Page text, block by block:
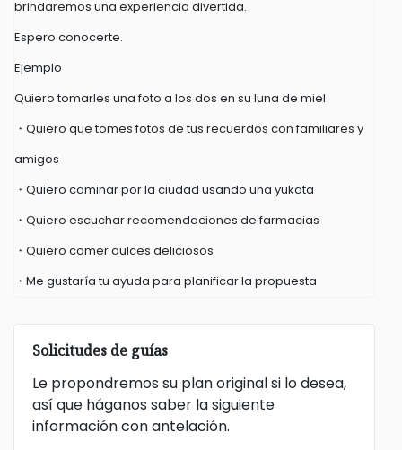
brindaremos una experiencia divertida.
Espero conocerte.
Ejemplo
Quiero tomarles una foto a los dos en su luna de miel
・Quiero que tomes fotos de tus recuerdos con familiares y
amigos
・Quiero caminar por la ciudad usando una yukata
・Quiero escuchar recomendaciones de farmacias
・Quiero comer dulces deliciosos
・Me gustaría tu ayuda para planificar la propuesta
Solicitudes de guías
Le propondremos su plan original si lo desea,
así que háganos saber la siguiente
información con antelación.